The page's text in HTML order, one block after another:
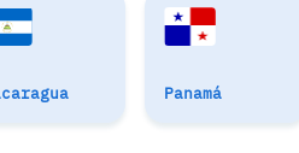
Panamá